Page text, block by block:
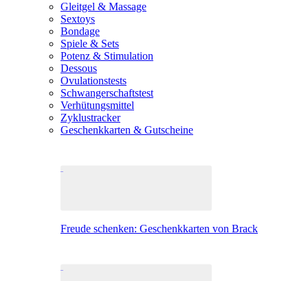
Gleitgel & Massage
Sextoys
Bondage
Spiele & Sets
Potenz & Stimulation
Dessous
Ovulationstests
Schwangerschaftstest
Verhütungsmittel
Zyklustracker
Geschenkkarten & Gutscheine
Freude schenken: Geschenkkarten von Brack